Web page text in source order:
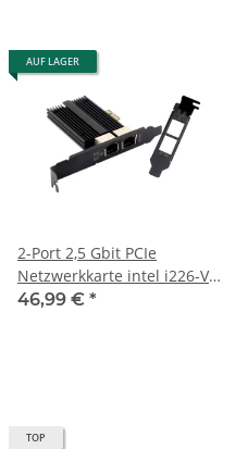
AUF LAGER
2-Port 2,5 Gbit PCIe
Netzwerkkarte intel i226-V
2.5G LAN Ethernet Interface
46,99 € *
TOP